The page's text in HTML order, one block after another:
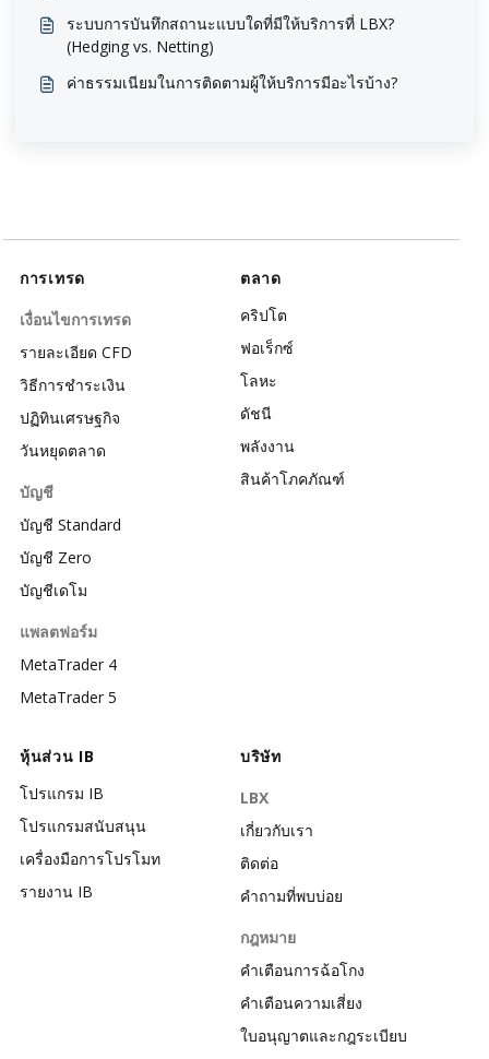
ระบบการบันทึกสถานะแบบใดที่มีให้บริการที่ LBX?
(Hedging vs. Netting)
ค่าธรรมเนียมในการติดตามผู้ให้บริการมีอะไรบ้าง?
การเทรด
เงื่อนไขการเทรด
รายละเอียด CFD
วิธีการชำระเงิน
ปฏิทินเศรษฐกิจ
วันหยุดตลาด
บัญชี
บัญชี Standard
บัญชี Zero
บัญชีเดโม
แพลตฟอร์ม
MetaTrader 4
MetaTrader 5
ตลาด
คริปโต
ฟอเร็กซ์
โลหะ
ดัชนี
พลังงาน
สินค้าโภคภัณฑ์
หุ้นส่วน IB
โปรแกรม IB
โปรแกรมสนับสนุน
เครื่องมือการโปรโมท
รายงาน IB
บริษัท
LBX
เกี่ยวกับเรา
ติดต่อ
คำถามที่พบบ่อย
กฎหมาย
คำเตือนการฉ้อโกง
คำเตือนความเสี่ยง
ใบอนุญาตและกฎระเบียบ